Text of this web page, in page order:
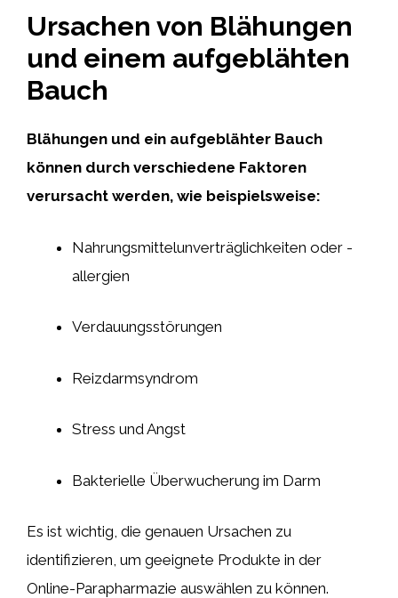
Ursachen von Blähungen
und einem aufgeblähten
Bauch
Blähungen und ein aufgeblähter Bauch
können durch verschiedene Faktoren
verursacht werden, wie beispielsweise:
Nahrungsmittelunverträglichkeiten oder -
allergien
Verdauungsstörungen
Reizdarmsyndrom
Stress und Angst
Bakterielle Überwucherung im Darm
Es ist wichtig, die genauen Ursachen zu
identifizieren, um geeignete Produkte in der
Online-Parapharmazie auswählen zu können.